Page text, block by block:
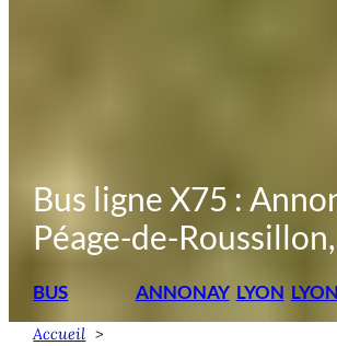
Bus ligne X75 :
Péage-de-
BUS ANNONAY LYON
Accueil